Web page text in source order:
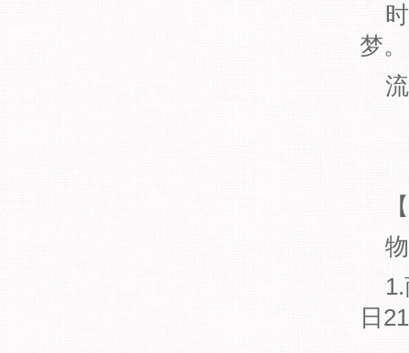
时
梦。
流
【
物
1.
日